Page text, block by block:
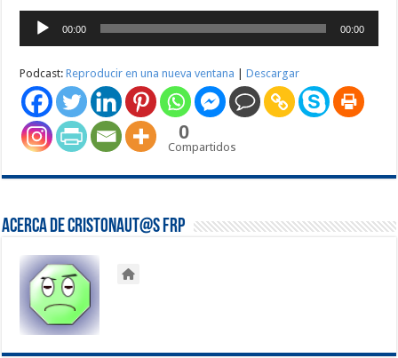
Reproductor
00:00 00:00
Podcast:Reproducir en una nueva ventana |Descargar
0
Compartidos
Acerca de Cristonaut@s FRP